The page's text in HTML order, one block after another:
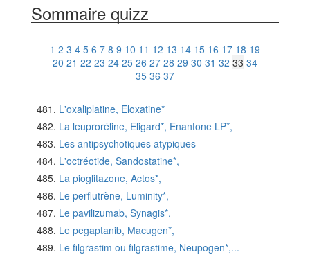
Sommaire quizz
1 2 3 4 5 6 7 8 9 10 11 12 13 14 15 16 17 18 19
20 21 22 23 24 25 26 27 28 29 30 31 32 33 34
35 36 37
L'oxaliplatine, Eloxatine*
La leuproréline, Eligard*, Enantone LP*,
Les antipsychotiques atypiques
L'octréotide, Sandostatine*,
La pioglitazone, Actos*,
Le perflutrène, Luminity*,
Le pavilizumab, Synagis*,
Le pegaptanib, Macugen*,
Le filgrastim ou filgrastime, Neupogen*,...